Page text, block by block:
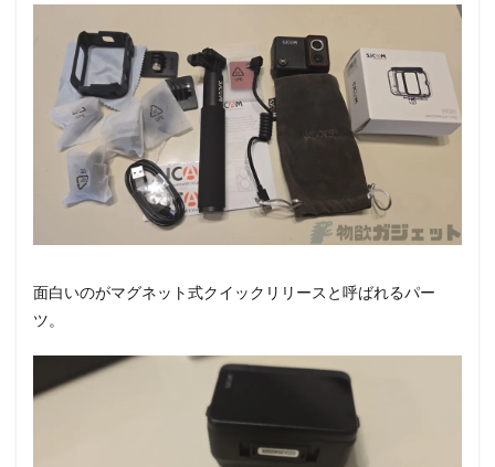
面白いのがマグネット式クイックリリースと呼ばれるパー
ツ。